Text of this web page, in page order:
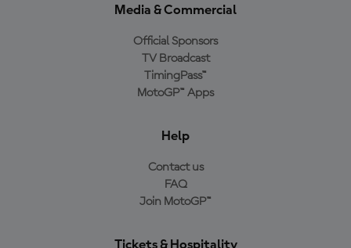
Media & Commercial
Official Sponsors
TV Broadcast
TimingPass™
MotoGP™ Apps
Help
Contact us
FAQ
Join MotoGP™
Tickets & Hospitality